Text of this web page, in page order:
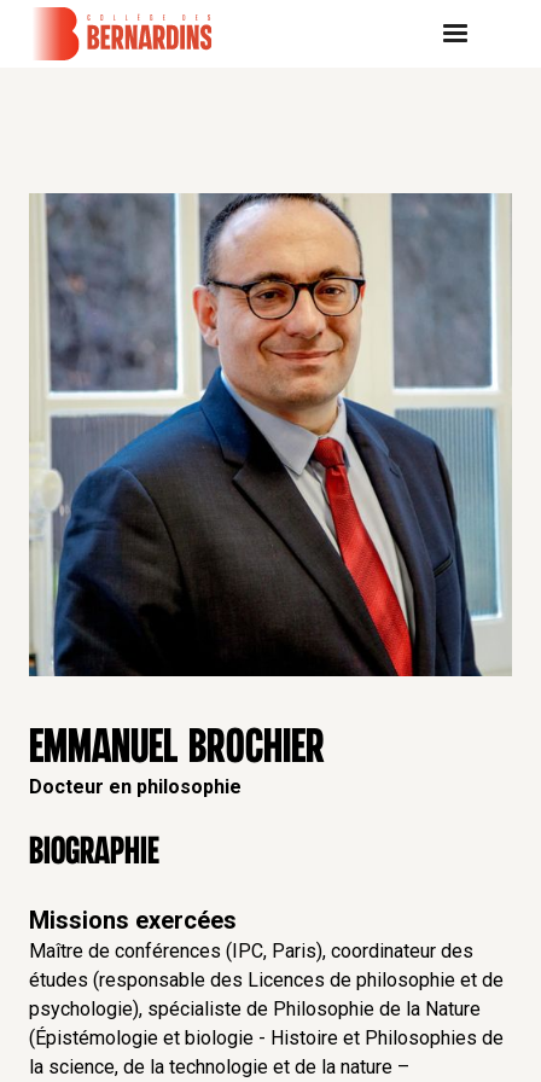
EMMANUEL BROCHIER
Docteur en philosophie
Biographie
Missions exercées
Maître de conférences (IPC, Paris), coordinateur des
études (responsable des Licences de philosophie et de
psychologie), spécialiste de Philosophie de la Nature
(Épistémologie et biologie - Histoire et Philosophies de
la science, de la technologie et de la nature –